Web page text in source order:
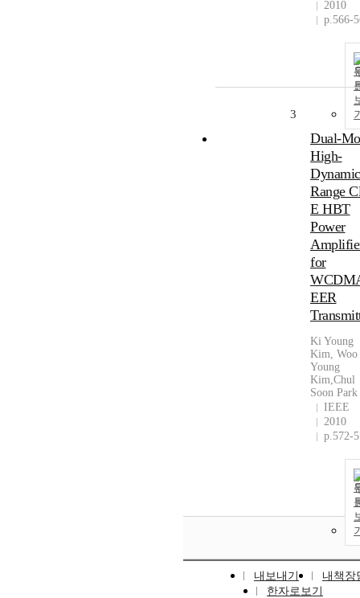
2010
p.566-
3
Dual-
High-
Dynamic
Range
E HBT
Power
for
EER
Ki Young
Kim, Woo
Young
Kim,Chul
Soon Park
IEEE
2010
p.572-
내보내기
내책장
한자로보기